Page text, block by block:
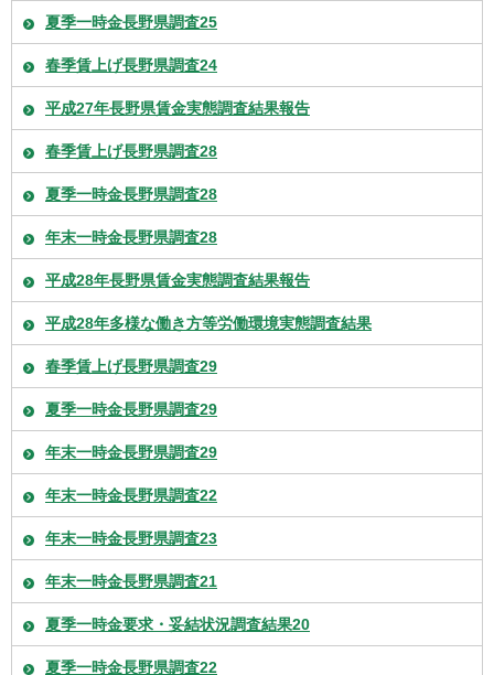
夏季一時金長野県調査25
春季賃上げ長野県調査24
平成27年長野県賃金実態調査結果報告
春季賃上げ長野県調査28
夏季一時金長野県調査28
年末一時金長野県調査28
平成28年長野県賃金実態調査結果報告
平成28年多様な働き方等労働環境実態調査結果
春季賃上げ長野県調査29
夏季一時金長野県調査29
年末一時金長野県調査29
年末一時金長野県調査22
年末一時金長野県調査23
年末一時金長野県調査21
夏季一時金要求・妥結状況調査結果20
夏季一時金長野県調査22